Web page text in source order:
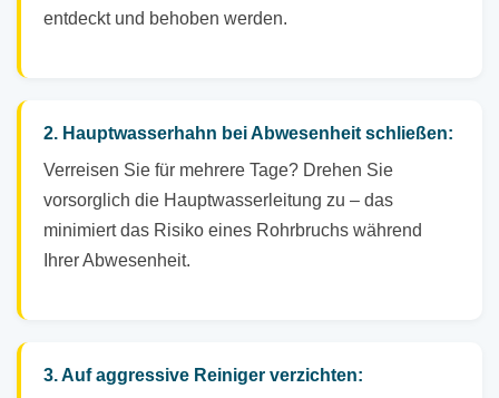
entdeckt und behoben werden.
2. Hauptwasserhahn bei Abwesenheit schließen:
Verreisen Sie für mehrere Tage? Drehen Sie
vorsorglich die Hauptwasserleitung zu – das
minimiert das Risiko eines Rohrbruchs während
Ihrer Abwesenheit.
3. Auf aggressive Reiniger verzichten: